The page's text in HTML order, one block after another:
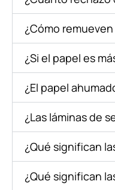
¿Cómo
¿Si el papel es
¿El papel
¿Las láminas de
¿Qué significan
¿Qué significan